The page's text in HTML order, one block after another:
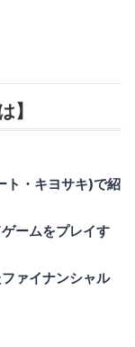
】
ト・キヨサキ)で紹
ームをプレイす
ァイナンシャル